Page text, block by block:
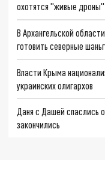
охотятся "живые дроны"
В Архангельской
готовить северные
Власти Крыма
украинских олигархов
Даня с Дашей спаслись
закончились